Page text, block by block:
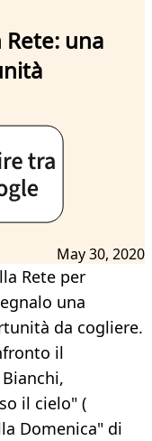
una
May 30, 2020
Rete per
una
da cogliere.
il
il cielo" (
Domenica" di